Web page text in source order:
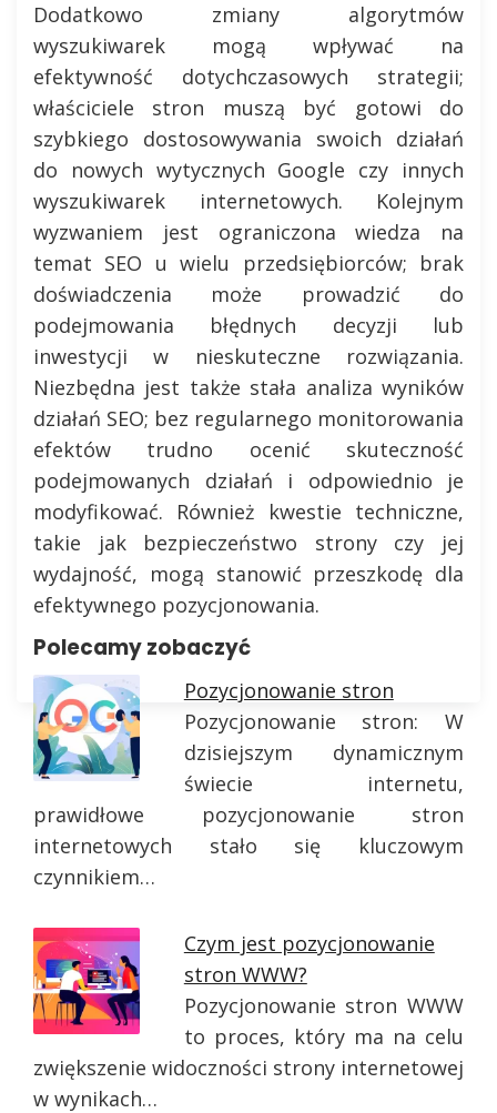
Dodatkowo zmiany algorytmów
wyszukiwarek mogą wpływać na
efektywność dotychczasowych strategii;
właściciele stron muszą być gotowi do
szybkiego dostosowywania swoich działań
do nowych wytycznych Google czy innych
wyszukiwarek internetowych. Kolejnym
wyzwaniem jest ograniczona wiedza na
temat SEO u wielu przedsiębiorców; brak
doświadczenia może prowadzić do
podejmowania błędnych decyzji lub
inwestycji w nieskuteczne rozwiązania.
Niezbędna jest także stała analiza wyników
działań SEO; bez regularnego monitorowania
efektów trudno ocenić skuteczność
podejmowanych działań i odpowiednio je
modyfikować. Również kwestie techniczne,
takie jak bezpieczeństwo strony czy jej
wydajność, mogą stanowić przeszkodę dla
efektywnego pozycjonowania.
Polecamy zobaczyć
Pozycjonowanie stron
Pozycjonowanie stron: W
dzisiejszym dynamicznym
świecie internetu,
prawidłowe pozycjonowanie stron
internetowych stało się kluczowym
czynnikiem…
Czym jest pozycjonowanie
stron WWW?
Pozycjonowanie stron WWW
to proces, który ma na celu
zwiększenie widoczności strony internetowej
w wynikach…